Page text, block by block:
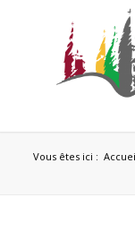
Vous êtes ici :